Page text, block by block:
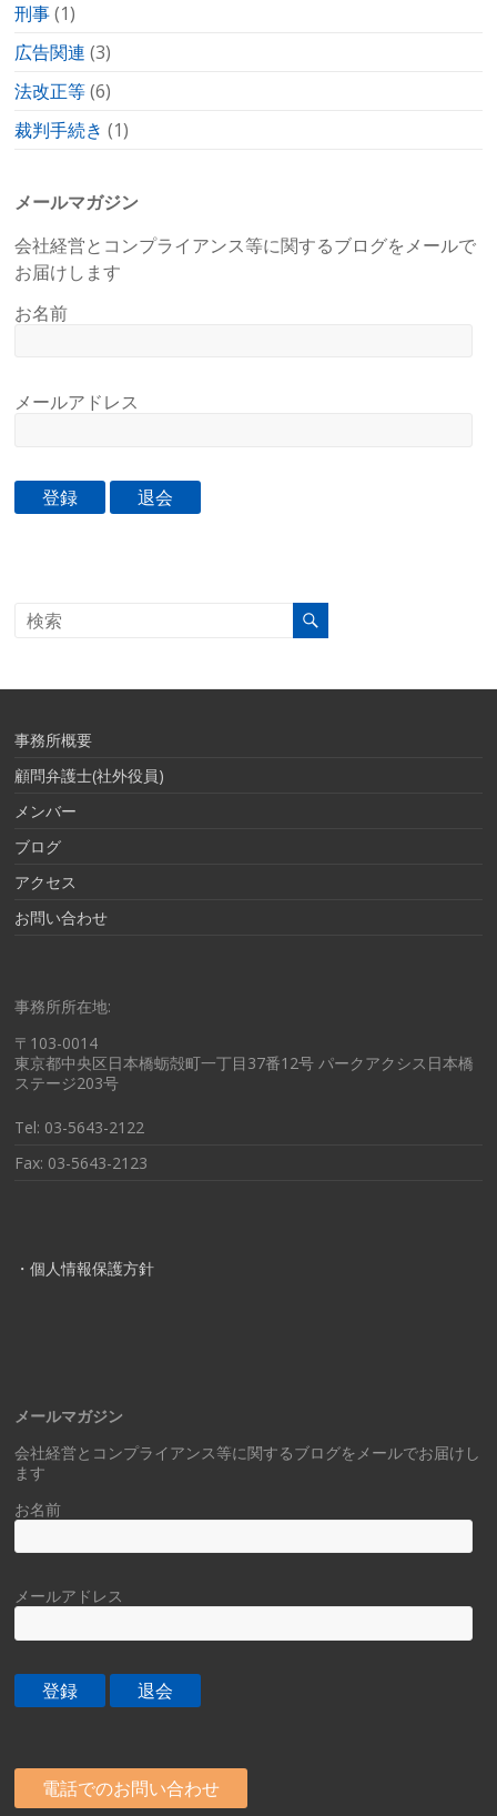
刑事(1)
広告関連 (3)
法改正等(6)
裁判手続き (1)
メールマガジン
会社経営とコンプライアンス等に関するブログをメールで
お届けします
お名前
メールアドレス
事務所概要
顧問弁護士(社外役員)
メンバー
ブログ
アクセス
お問い合わせ
事務所所在地:
〒103-0014
東京都中央区日本橋蛎殻町一丁目37番12号 パークアクシス日本橋
ステージ203号
Tel: 03-5643-2122
Fax: 03-5643-2123
・個人情報保護方針
メールマガジン
会社経営とコンプライアンス等に関するブログをメールでお届けし
ます
お名前
メールアドレス
電話でのお問い合わせ